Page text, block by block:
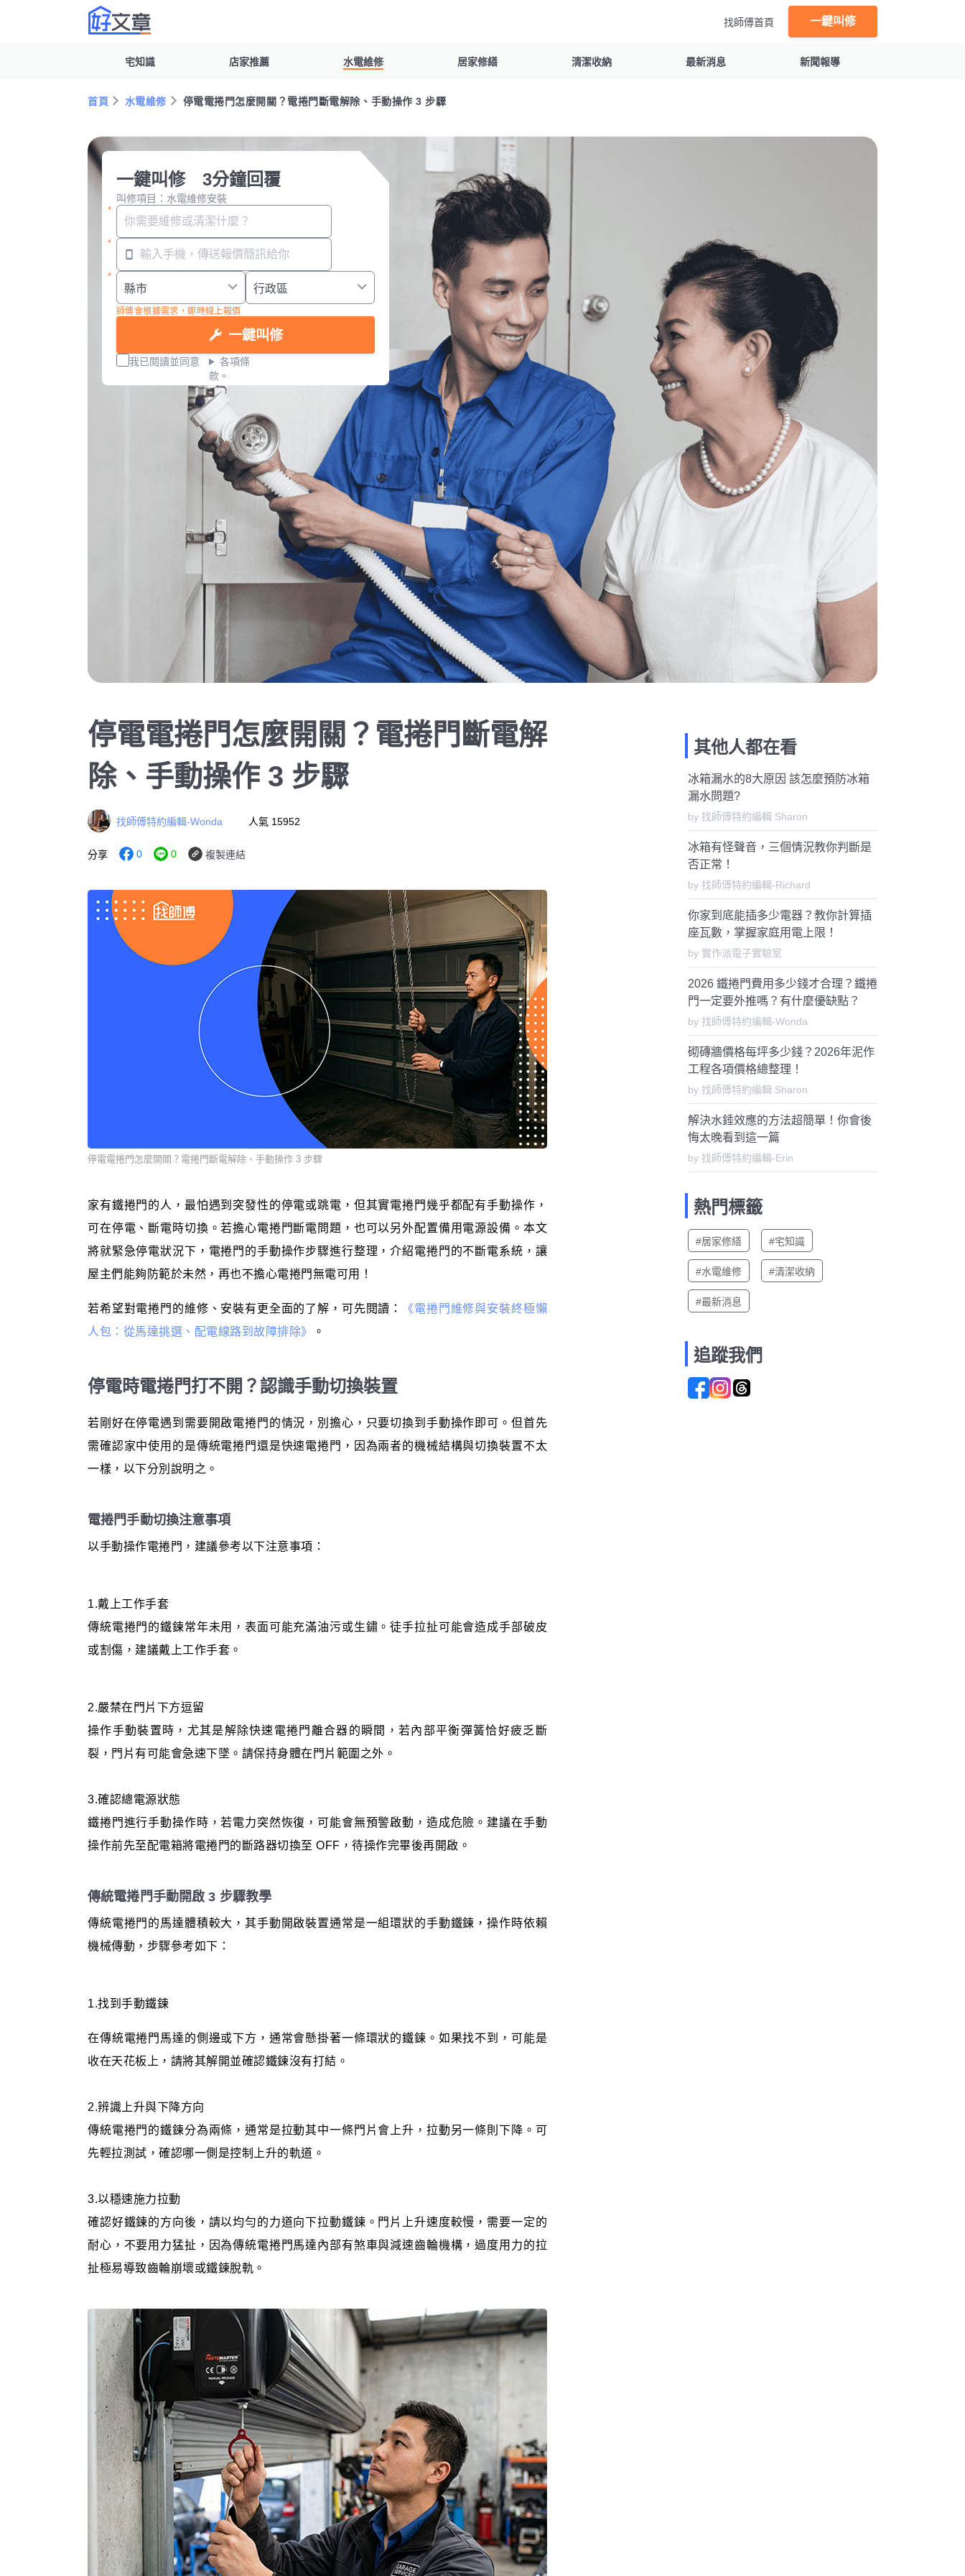
找師傅首頁 一鍵叫修
宅知識 店家推薦 水電維修 居家修繕 清潔收納 最新消息 新聞報導
首頁 水電維修 停電電捲門怎麼開關？電捲門斷電解除、手動操作 3 步驟
一鍵叫修 3分鐘回覆
叫修項目：水電維修安裝
師傅會根據需求，即時線上報價
一鍵叫修
我已閱讀並同意
各項條
款。
停電電捲門怎麼開關？電捲門斷電解
除、手動操作 3 步驟
找師傅特約編輯-Wonda 人氣 15952
分享 0 0 複製連結
停電電捲門怎麼開關？電捲門斷電解除、手動操作 3 步驟
家有鐵捲門的人，最怕遇到突發性的停電或跳電，但其實電捲門幾乎都配有手動操作，
可在停電、斷電時切換。若擔心電捲門斷電問題，也可以另外配置備用電源設備。本文
將就緊急停電狀況下，電捲門的手動操作步驟進行整理，介紹電捲門的不斷電系統，讓
屋主們能夠防範於未然，再也不擔心電捲門無電可用！
若希望對電捲門的維修、安裝有更全面的了解，可先閱讀：
《電捲門維修與安裝終極懶
人包：從馬達挑選、配電線路到故障排除》
。
停電時電捲門打不開？認識手動切換裝置
若剛好在停電遇到需要開啟電捲門的情況，別擔心，只要切換到手動操作即可。但首先
需確認家中使用的是傳統電捲門還是快速電捲門，因為兩者的機械結構與切換裝置不太
一樣，以下分別說明之。
電捲門手動切換注意事項
以手動操作電捲門，建議參考以下注意事項：
1.戴上工作手套
傳統電捲門的鐵鍊常年未用，表面可能充滿油污或生鏽。徒手拉扯可能會造成手部破皮
或割傷，建議戴上工作手套。
2.嚴禁在門片下方逗留
操作手動裝置時，尤其是解除快速電捲門離合器的瞬間，若內部平衡彈簧恰好疲乏斷
裂，門片有可能會急速下墜。請保持身體在門片範圍之外。
3.確認總電源狀態
鐵捲門進行手動操作時，若電力突然恢復，可能會無預警啟動，造成危險。建議在手動
操作前先至配電箱將電捲門的斷路器切換至 OFF，待操作完畢後再開啟。
傳統電捲門手動開啟 3 步驟教學
傳統電捲門的馬達體積較大，其手動開啟裝置通常是一組環狀的手動鐵鍊，操作時依賴
機械傳動，步驟參考如下：
1.找到手動鐵鍊
在傳統電捲門馬達的側邊或下方，通常會懸掛著一條環狀的鐵鍊。如果找不到，可能是
收在天花板上，請將其解開並確認鐵鍊沒有打結。
2.辨識上升與下降方向
傳統電捲門的鐵鍊分為兩條，通常是拉動其中一條門片會上升，拉動另一條則下降。可
先輕拉測試，確認哪一側是控制上升的軌道。
3.以穩速施力拉動
確認好鐵鍊的方向後，請以均勻的力道向下拉動鐵鍊。門片上升速度較慢，需要一定的
耐心，不要用力猛扯，因為傳統電捲門馬達內部有煞車與減速齒輪機構，過度用力的拉
扯極易導致齒輪崩壞或鐵鍊脫軌。
其他人都在看
冰箱漏水的8大原因 該怎麼預防冰箱
漏水問題?
by 找師傅特約編輯 Sharon
冰箱有怪聲音，三個情況教你判斷是
否正常！
by 找師傅特約編輯-Richard
你家到底能插多少電器？教你計算插
座瓦數，掌握家庭用電上限！
by 實作派電子實驗室
2026 鐵捲門費用多少錢才合理？鐵捲
門一定要外推嗎？有什麼優缺點？
by 找師傅特約編輯-Wonda
砌磚牆價格每坪多少錢？2026年泥作
工程各項價格總整理！
by 找師傅特約編輯 Sharon
解決水錘效應的方法超簡單！你會後
悔太晚看到這一篇
by 找師傅特約編輯-Erin
熱門標籤
#居家修繕 #宅知識
#水電維修 #清潔收納
#最新消息
追蹤我們